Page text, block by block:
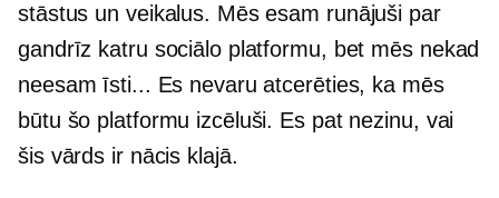
stāstus un veikalus. Mēs esam runājuši par
gandrīz katru sociālo platformu, bet mēs nekad
neesam īsti... Es nevaru atcerēties, ka mēs
būtu šo platformu izcēluši. Es pat nezinu, vai
šis vārds ir nācis klajā.